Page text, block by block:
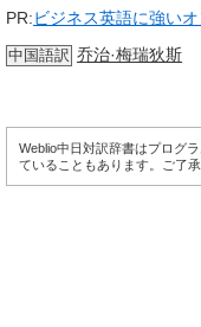
PR:ビジネス英語に強い
中国語訳 乔治·梅瑞狄斯
Weblio中日対訳辞書はプログ
ていることもあります。ご了承